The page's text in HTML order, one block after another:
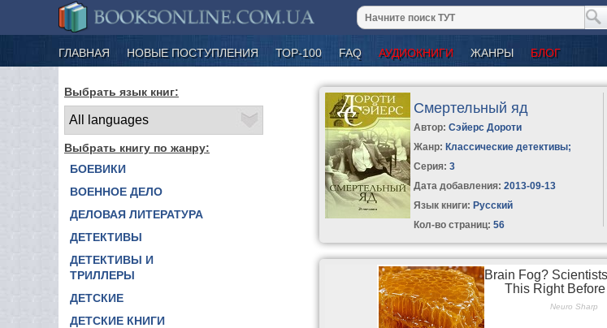
ГЛАВНАЯ НОВЫЕ ПОСТУПЛЕНИЯ ТОР-100 FAQ АУДИОКНИГИ ЖАНРЫ БЛОГ
Выбрать язык книг:
Выбрать книгу по жанру:
БОЕВИКИ
ВОЕННОЕ ДЕЛО
ДЕЛОВАЯ ЛИТЕРАТУРА
ДЕТЕКТИВЫ
ДЕТЕКТИВЫ И
ТРИЛЛЕРЫ
ДЕТСКИЕ
ДЕТСКИЕ КНИГИ
Смертельный яд
Автор:Сэйерс Дороти
Жанр: Классические детективы;
Серия:3
Дата добавления: 2013-09-13
Язык книги: Русский
Кол-во страниц: 56